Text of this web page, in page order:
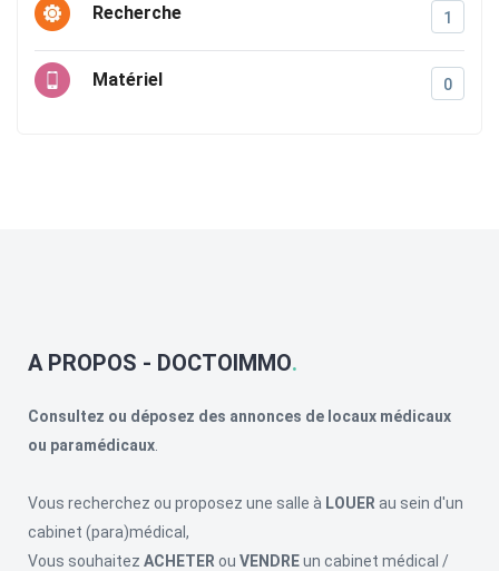
Recherche 1
Matériel 0
A PROPOS - DOCTOIMMO
Consultez ou déposez des annonces de locaux médicaux
ou paramédicaux
Vous recherchez ou proposez une salle à LOUER au sein d'un
cabinet (para)médical,
Vous souhaitez ACHETER ou VENDREun cabinet médical /